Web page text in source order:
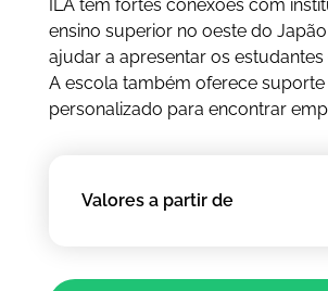
ILA tem fortes conexões com
ensino superior no oeste do
ajudar a apresentar os estudantes
A escola também oferece suporte
personalizado para encontrar
Valores a partir de